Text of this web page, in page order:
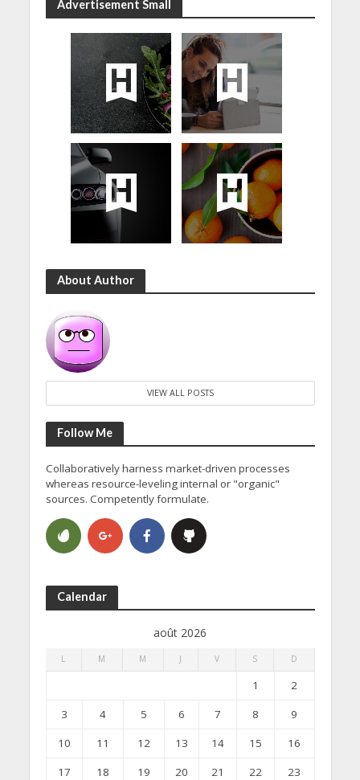
Advertisement Small
About Author
VIEW ALL POSTS
Follow Me
Collaboratively harness market-driven processes
whereas resource-leveling internal or "organic"
sources. Competently formulate.
Calendar
août 2026
L M M J V S D
1
2
3
4 5 6 7 8
9
10
11 12 13 14 15
16
17
18 19 20 21 22
23